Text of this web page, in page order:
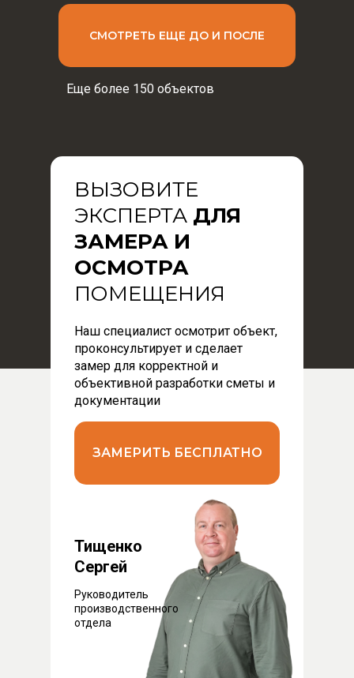
Еще более 150 объектов
СМОТРЕТЬ ЕЩЕ ДО И ПОСЛЕ
Тищенко
Сергей
Руководитель
производственного
отдела
ВЫЗОВИТЕ
ЭКСПЕРТА ДЛЯ
ЗАМЕРА И
ОСМОТРА
ПОМЕЩЕНИЯ
Наш специалист осмотрит объект,
проконсультирует и сделает
замер для корректной и
объективной разработки сметы и
документации
ЗАМЕРИТЬ БЕСПЛАТНО